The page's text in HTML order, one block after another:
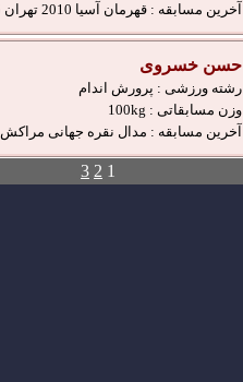
آخرین مسابقه :قهرمان آسیا 2010 تهران 175 سانتیمتر
حسن خسروی
رشته ورزشی : پرورش اندام
وزن مسابقاتی : 100kg
آخرین مسابقه : مدال نقره جهانی مراکش IFBB 2013 وزن100کیلو
1
2
3